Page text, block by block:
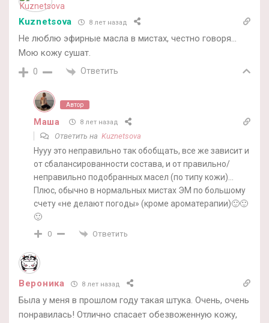
Kuznetsova 8 лет назад
Не люблю эфирные масла в мистах, честно говоря…
Мою кожу сушат.
0 Ответить
Автор
Маша 8 лет назад
Ответить на Kuznetsova
Нууу это неправильно так обобщать, все же зависит и
от сбалансированности состава, и от правильно/
неправильно подобранных масел (по типу кожи)…
Плюс, обычно в нормальных мистах ЭМ по большому
счету «не делают погоды» (кроме ароматерапии)🙂🙂
🙂
0 Ответить
Вероника 8 лет назад
Была у меня в прошлом году такая штука. Очень, очень
понравилась! Отлично спасает обезвоженную кожу,